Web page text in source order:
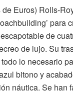
Euros) Rolls-
para
de
de lujo. Su
lo necesario
bitono y
náutica. Se han